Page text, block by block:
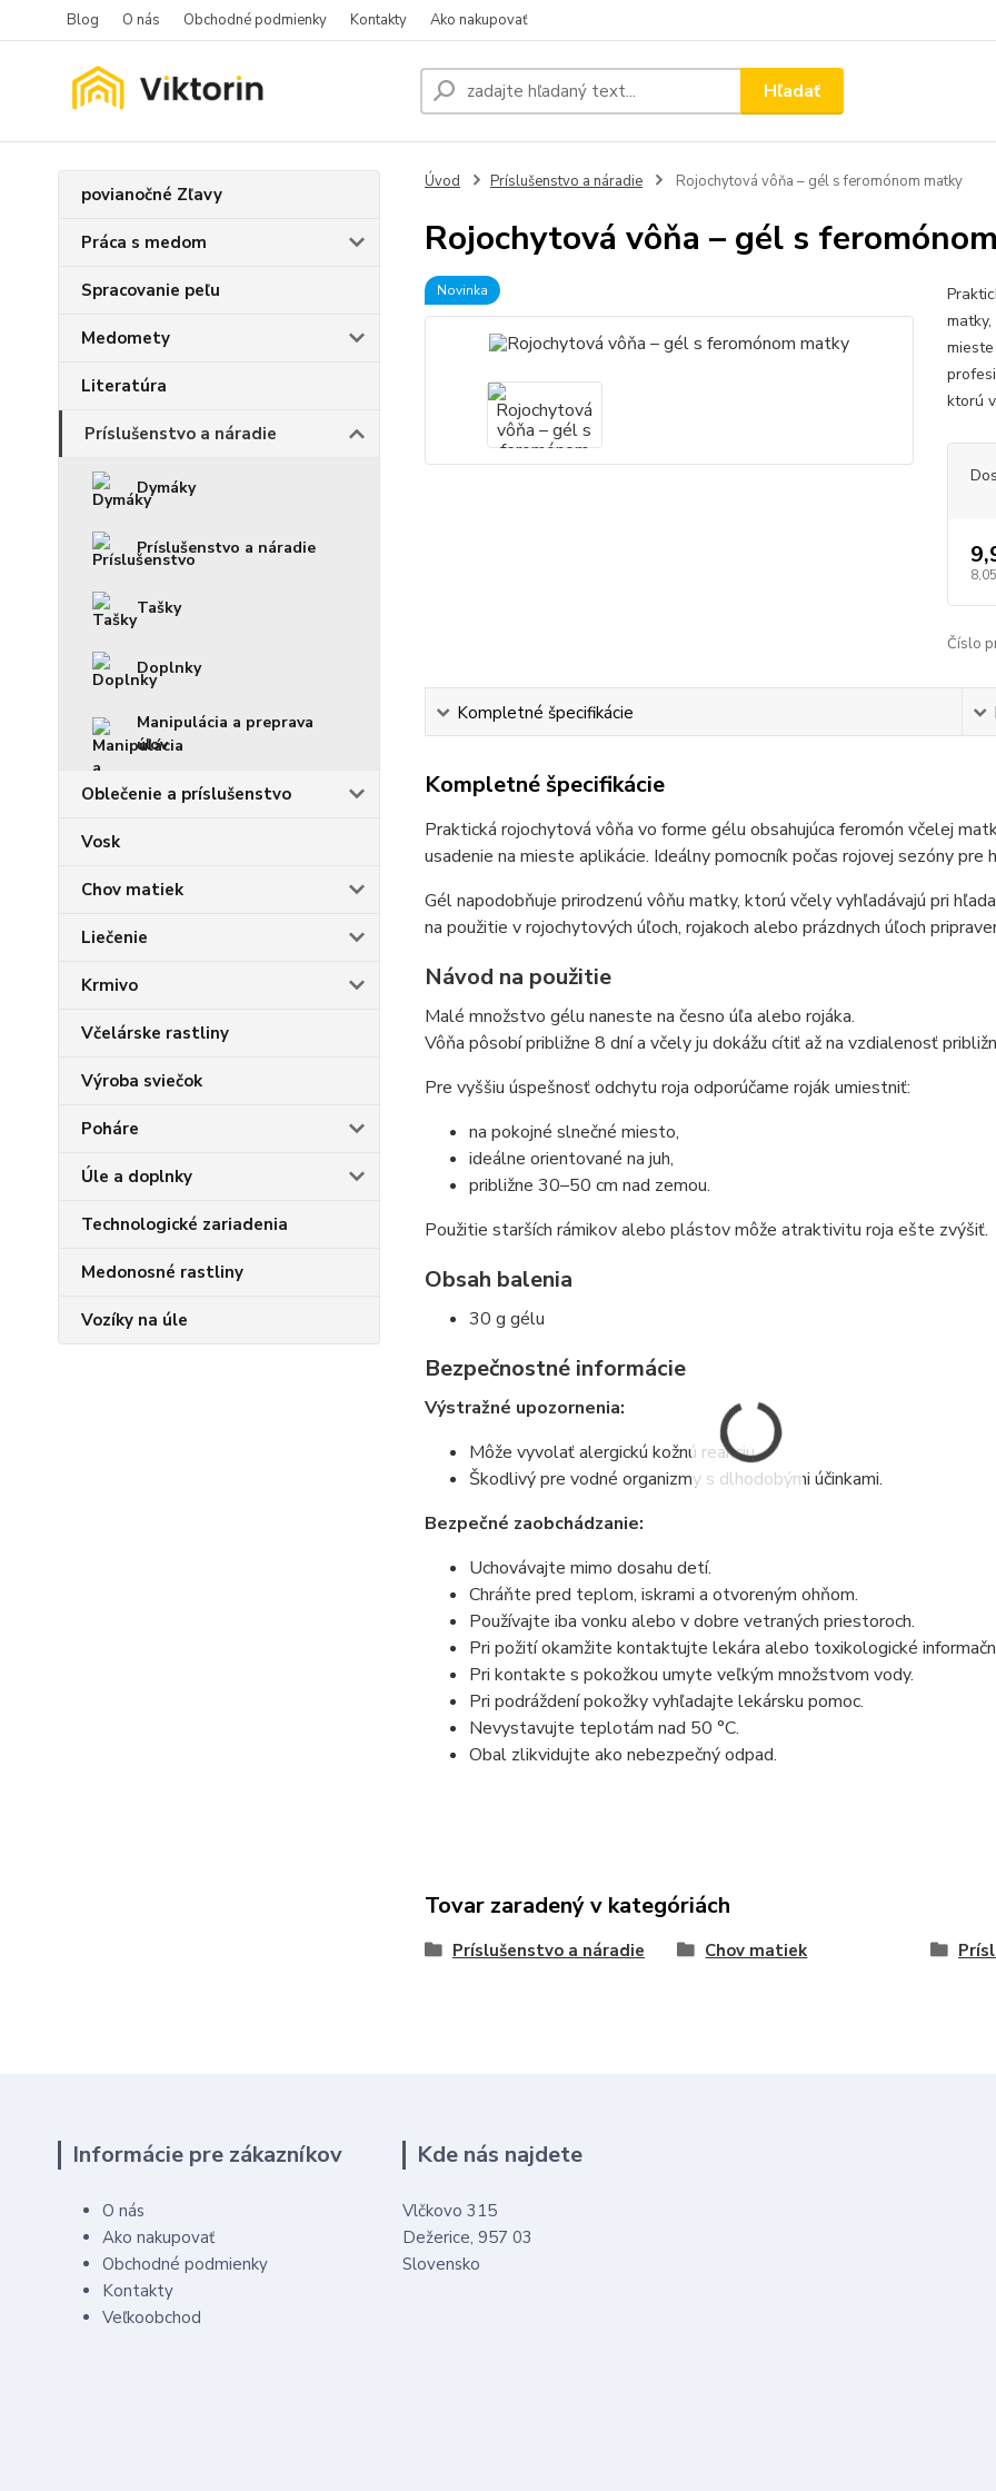
Blog O nás Obchodné podmienky Kontakty Ako nakupovať
Hľadať
povianočné Zľavy
Práca s medom
Spracovanie peľu
Medomety
Literatúra
Príslušenstvo a náradie
Dymáky
Príslušenstvo a náradie
Tašky
Doplnky
Manipulácia a preprava
úľov
Oblečenie a príslušenstvo
Vosk
Chov matiek
Liečenie
Krmivo
Včelárske rastliny
Výroba sviečok
Poháre
Úle a doplnky
Technologické zariadenia
Medonosné rastliny
Vozíky na úle
Úvod Príslušenstvo a náradie Rojochytová vôňa – gél s feromónom matky
Rojochytová vôňa – gél s
Novinka
ktorú
Číslo
Kompletné špecifikácie
Kompletné špecifikácie
Praktická rojochytová vôňa vo forme gélu obsahujúca feromón včelej
usadenie na mieste aplikácie. Ideálny pomocník počas rojovej sezóny pre
Gél napodobňuje prirodzenú vôňu matky, ktorú včely vyhľadávajú pri
na použitie v rojochytových úľoch, rojakoch alebo prázdnych úľoch
Návod na použitie
Malé množstvo gélu naneste na česno úľa alebo rojáka.
Vôňa pôsobí približne 8 dní a včely ju dokážu cítiť až na vzdialenosť
Pre vyššiu úspešnosť odchytu roja odporúčame roják umiestniť:
na pokojné slnečné miesto,
ideálne orientované na juh,
približne 30–50 cm nad zemou.
Použitie starších rámikov alebo plástov môže atraktivitu roja ešte zvýšiť.
Obsah balenia
30 g gélu
Bezpečnostné informácie
Výstražné upozornenia:
Môže vyvolať alergickú kožnú reakciu.
Škodlivý pre vodné organizmy s dlhodobými účinkami.
Bezpečné zaobchádzanie:
Uchovávajte mimo dosahu detí.
Chráňte pred teplom, iskrami a otvoreným ohňom.
Používajte iba vonku alebo v dobre vetraných priestoroch.
Pri požití okamžite kontaktujte lekára alebo toxikologické
Pri kontakte s pokožkou umyte veľkým množstvom vody.
Pri podráždení pokožky vyhľadajte lekársku pomoc.
Nevystavujte teplotám nad 50 °C.
Obal zlikvidujte ako nebezpečný odpad.
Tovar zaradený v kategóriách
Príslušenstvo a náradie Chov matiek
Informácie pre zákazníkov
O nás
Ako nakupovať
Obchodné podmienky
Kontakty
Veľkoobchod
Kde nás najdete
Vlčkovo 315
Dežerice, 957 03
Slovensko